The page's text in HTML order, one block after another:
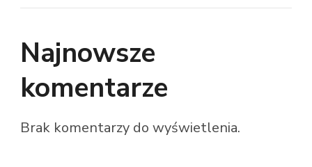
Najnowsze
komentarze
Brak komentarzy do wyświetlenia.